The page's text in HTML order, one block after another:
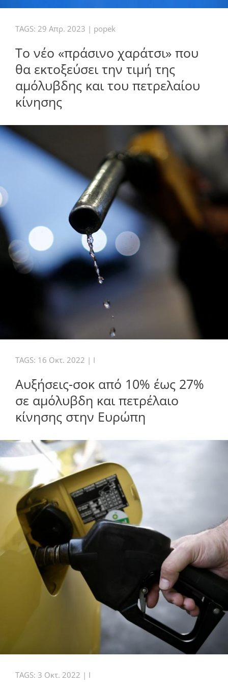
TAGS: 29 Απρ. 2023 | popek
Tο νέο «πράσινο χαράτσι» που
θα εκτοξεύσει την τιμή της
αμόλυβδης και του πετρελαίου
κίνησης
TAGS: 16 Οκτ. 2022 | I
Αυξήσεις-σοκ από 10% έως 27%
σε αμόλυβδη και πετρέλαιο
κίνησης στην Ευρώπη
TAGS: 3 Οκτ. 2022 | I